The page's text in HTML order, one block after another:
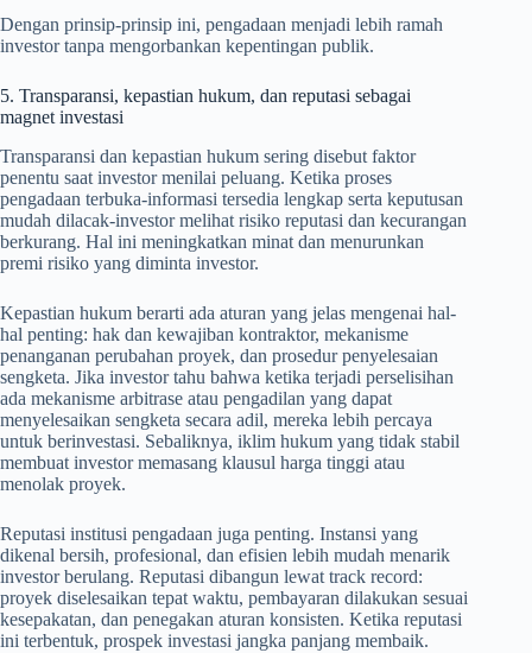
Dengan prinsip-prinsip ini, pengadaan menjadi lebih ramah
investor tanpa mengorbankan kepentingan publik.
5. Transparansi, kepastian hukum, dan reputasi sebagai
magnet investasi
Transparansi dan kepastian hukum sering disebut faktor
penentu saat investor menilai peluang. Ketika proses
pengadaan terbuka-informasi tersedia lengkap serta keputusan
mudah dilacak-investor melihat risiko reputasi dan kecurangan
berkurang. Hal ini meningkatkan minat dan menurunkan
premi risiko yang diminta investor.
Kepastian hukum berarti ada aturan yang jelas mengenai hal-
hal penting: hak dan kewajiban kontraktor, mekanisme
penanganan perubahan proyek, dan prosedur penyelesaian
sengketa. Jika investor tahu bahwa ketika terjadi perselisihan
ada mekanisme arbitrase atau pengadilan yang dapat
menyelesaikan sengketa secara adil, mereka lebih percaya
untuk berinvestasi. Sebaliknya, iklim hukum yang tidak stabil
membuat investor memasang klausul harga tinggi atau
menolak proyek.
Reputasi institusi pengadaan juga penting. Instansi yang
dikenal bersih, profesional, dan efisien lebih mudah menarik
investor berulang. Reputasi dibangun lewat track record:
proyek diselesaikan tepat waktu, pembayaran dilakukan sesuai
kesepakatan, dan penegakan aturan konsisten. Ketika reputasi
ini terbentuk, prospek investasi jangka panjang membaik.